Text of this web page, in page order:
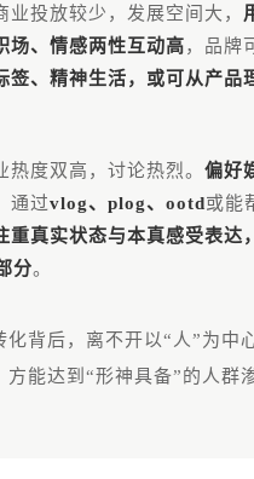
业投放较少，发展空间大，
场、情感两性互动高，品牌
签、精神生活，或可从产品
热度双高，讨论热烈。 偏好
通过vlog、plog、ootd或能
重真实状态与本真感受表达
分。
背后，离不开以“人”为中
能达到“形神具备”的人群